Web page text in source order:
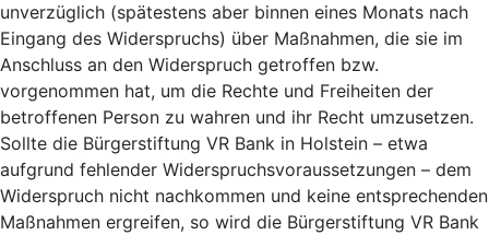
unverzüglich (spätestens aber binnen eines Monats nach
Eingang des Widerspruchs) über Maßnahmen, die sie im
Anschluss an den Widerspruch getroffen bzw.
vorgenommen hat, um die Rechte und Freiheiten der
betroffenen Person zu wahren und ihr Recht umzusetzen.
Sollte die Bürgerstiftung VR Bank in Holstein – etwa
aufgrund fehlender Widerspruchsvoraussetzungen – dem
Widerspruch nicht nachkommen und keine entsprechenden
Maßnahmen ergreifen, so wird die Bürgerstiftung VR Bank